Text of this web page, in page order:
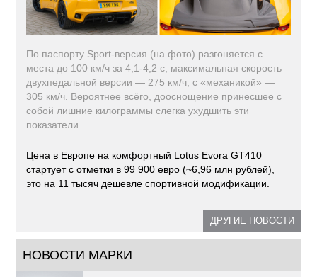
По паспорту Sport-версия (на фото) разгоняется с
места до 100 км/ч за 4,1-4,2 с, максимальная скорость
двухпедальной версии — 275 км/ч, с «механикой» —
305 км/ч. Вероятнее всёго, дооснощение принесшее с
собой лишние килограммы слегка ухудшить эти
показатели.
Цена в Европе на комфортный Lotus Evora GT410
стартует с отметки в 99 900 евро (~6,96 млн рублей),
это на 11 тысяч дешевле спортивной модификации.
ДРУГИЕ НОВОСТИ
НОВОСТИ МАРКИ